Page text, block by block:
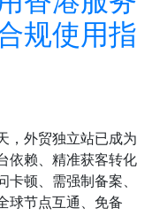
规使用指
，外贸独立站已成为
依赖、精准获客转化
顿、需强制备案、
球节点互通、免备